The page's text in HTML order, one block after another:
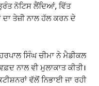
ਨੋਟਿਸ ਲੈਂਦਿਆਂ, ਵਿੱਤ
ਤੇਜ਼ੀ ਨਾਲ ਹੱਲ ਕਰਨ ਦੇ
ਸਿੰਘ ਚੀਮਾ ਨੇ ਮੈਡੀਕਲ
ਨਾਲ ਵੀ ਮੁਲਾਕਾਤ ਕੀਤੀ।
ਵੱਲੋਂ ਨਿਭਾਈ ਜਾ ਰਹੀ